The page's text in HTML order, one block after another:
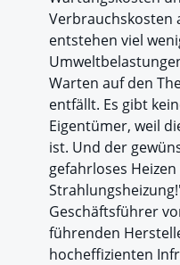
Verbrauchskosten
entstehen viel
Warten auf den
entfällt. Es gibt
Eigentümer, weil
ist. Und der
gefahrloses
Geschäftsführer
führenden
hocheffizienten